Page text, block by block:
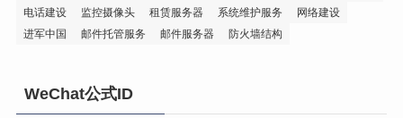
电话建设
监控摄像头 租赁服务器 系统维护服务
网络建设
进军中国
邮件托管服务 邮件服务器 防火墙结构
WeChat公式ID